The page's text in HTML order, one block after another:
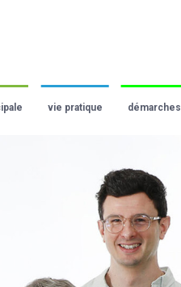
vie pratique démarches